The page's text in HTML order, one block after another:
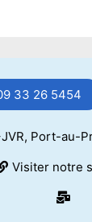
33 26 5454
Port-au-
Visiter notre